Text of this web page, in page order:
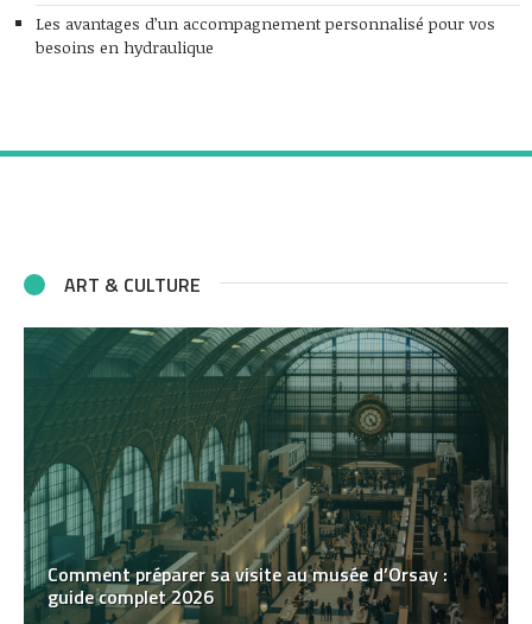
Les avantages d’un accompagnement personnalisé pour vos
besoins en hydraulique
ART & CULTURE
Comment préparer sa visite au musée d’Orsay :
guide complet 2026